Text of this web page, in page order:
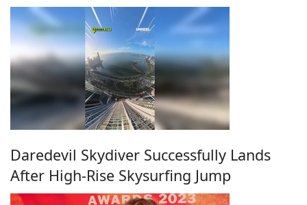
Daredevil Skydiver Successfully Lands
After High-Rise Skysurfing Jump